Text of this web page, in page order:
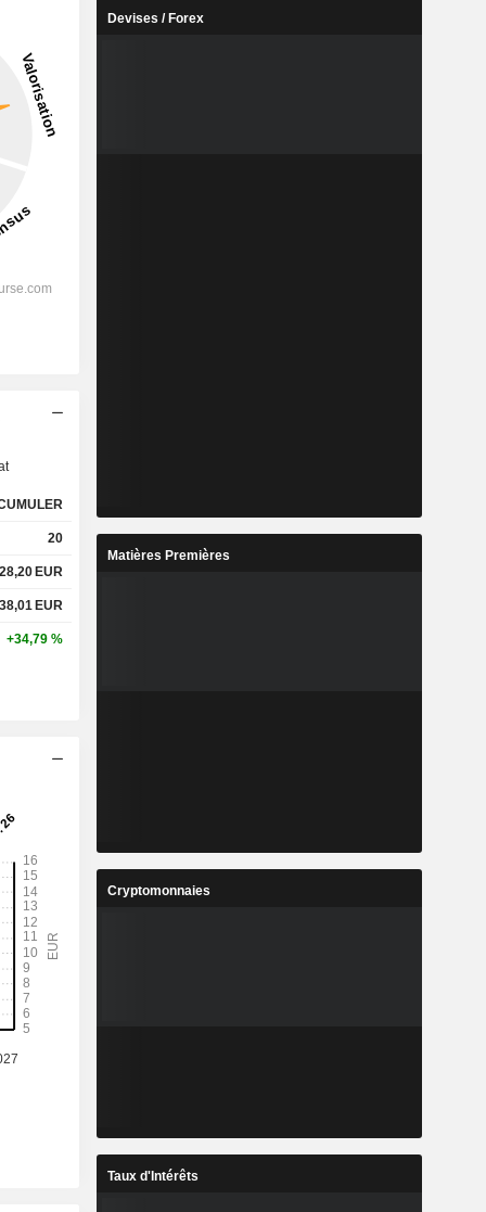
20
28,20 EUR
38,01 EUR
+34,79 %
Devises / Forex
Matières Premières
Cryptomonnaies
Taux d'Intérêts